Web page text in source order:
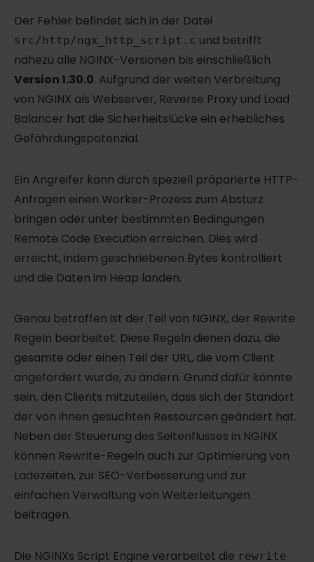
Der Fehler befindet sich in der Datei
src/http/ngx_http_script.c und betrifft
nahezu alle NGINX-Versionen bis einschließlich
Version 1.30.0. Aufgrund der weiten Verbreitung
von NGINX als Webserver, Reverse Proxy und Load
Balancer hat die Sicherheitslücke ein erhebliches
Gefährdungspotenzial.
Ein Angreifer kann durch speziell präparierte HTTP-
Anfragen einen Worker-Prozess zum Absturz
bringen oder unter bestimmten Bedingungen
Remote Code Execution erreichen. Dies wird
erreicht, indem geschriebenen Bytes kontrolliert
und die Daten im Heap landen.
Genau betroffen ist der Teil von NGINX, der Rewrite
Regeln bearbeitet. Diese Regeln dienen dazu, die
gesamte oder einen Teil der URL, die vom Client
angefordert wurde, zu ändern. Grund dafür könnte
sein, den Clients mitzuteilen, dass sich der Standort
der von ihnen gesuchten Ressourcen geändert hat.
Neben der Steuerung des Seitenflusses in NGINX
können Rewrite-Regeln auch zur Optimierung von
Ladezeiten, zur SEO-Verbesserung und zur
einfachen Verwaltung von Weiterleitungen
beitragen.
Die NGINXs Script Engine verarbeitet die rewrite